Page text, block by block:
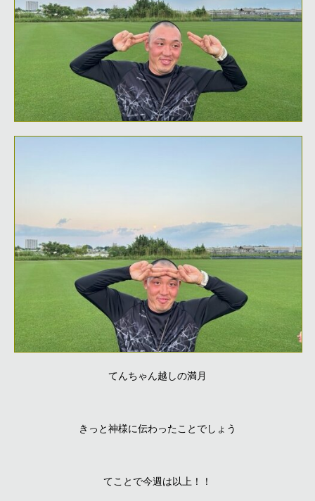
てんちゃん越しの満月
きっと神様に伝わったことでしょう
てことで今週は以上！！